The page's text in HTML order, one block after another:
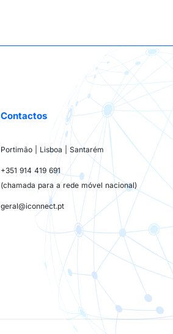
Contactos
Portimão | Lisboa | Santarém
+351 914 419 691
(chamada para a rede móvel nacional)
geral@iconnect.pt